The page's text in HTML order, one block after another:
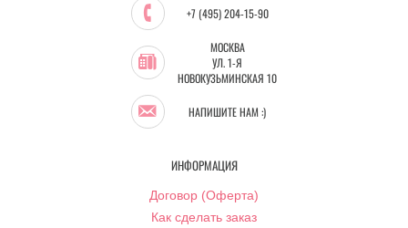
+7 (495) 204-15-90
МОСКВА
УЛ. 1-Я
НОВОКУЗЬМИНСКАЯ 10
НАПИШИТЕ НАМ :)
ИНФОРМАЦИЯ
Договор (Оферта)
Как сделать заказ